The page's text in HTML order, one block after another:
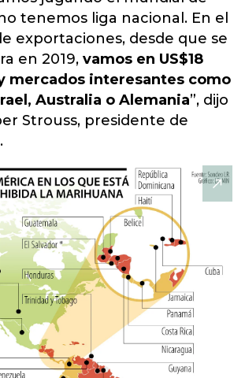
tenemos liga nacional. En el
exportaciones, desde que se
en 2019, vamos en US$18
mercados interesantes como
Australia o Alemania”, dijo
Strouss, presidente de